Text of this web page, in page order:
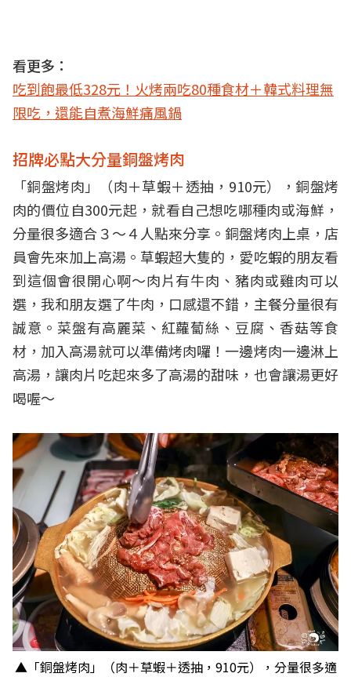
看更多：
吃到飽最低328元！火烤兩吃80種食材＋韓式料理無
限吃，還能自煮海鮮痛風鍋
招牌必點大分量銅盤烤肉
「銅盤烤肉」（肉＋草蝦＋透抽，910元），銅盤烤
肉的價位自300元起，就看自己想吃哪種肉或海鮮，
分量很多適合３～４人點來分享。銅盤烤肉上桌，店
員會先來加上高湯。草蝦超大隻的，愛吃蝦的朋友看
到這個會很開心啊～肉片有牛肉、豬肉或雞肉可以
選，我和朋友選了牛肉，口感還不錯，主餐分量很有
誠意。菜盤有高麗菜、紅蘿蔔絲、豆腐、香菇等食
材，加入高湯就可以準備烤肉囉！一邊烤肉一邊淋上
高湯，讓肉片吃起來多了高湯的甜味，也會讓湯更好
喝喔～
▲「銅盤烤肉」（肉＋草蝦＋透抽，910元），分量很多適